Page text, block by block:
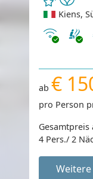
Kiens,
Internet
ab €
pro Person
Gesamtpreis
4 Pers./ 2